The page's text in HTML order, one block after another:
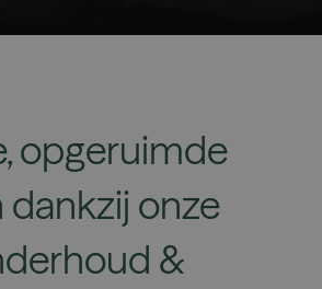
opgeruimde
onze
&